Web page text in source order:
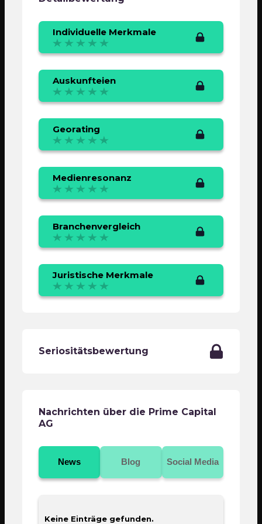
Individuelle Merkmale
Auskunfteien
Georating
Medienresonanz
Branchenvergleich
Juristische Merkmale
Seriositätsbewertung
Nachrichten über die Prime Capital
AG
News Blog Social Media
Keine Einträge gefunden.